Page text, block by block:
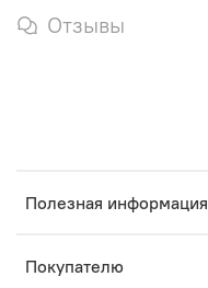
Отзывы
Полезная информация
Покупателю